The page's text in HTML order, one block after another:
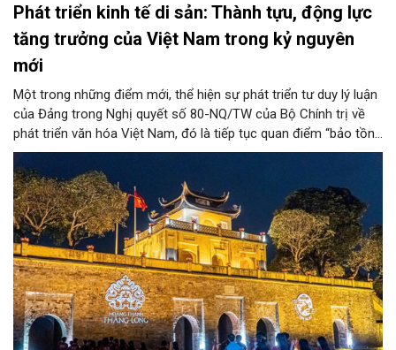
Phát triển kinh tế di sản: Thành tựu, động lực
tăng trưởng của Việt Nam trong kỷ nguyên
mới
Một trong những điểm mới, thể hiện sự phát triển tư duy lý luận
của Đảng trong Nghị quyết số 80-NQ/TW của Bộ Chính trị về
phát triển văn hóa Việt Nam, đó là tiếp tục quan điểm “bảo tồn
và phát huy giá trị di sản văn hóa gắn kết với phát triển kinh tế -
xã hội và du lịch”; đồng thời, nâng lên một tầm cao mới: “phát
triển kinh tế di sản”.